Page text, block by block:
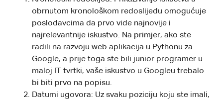
obrnutom kronološkom redoslijedu omogućuje
poslodavcima da prvo vide najnovije i
najrelevantnije iskustvo. Na primjer, ako ste
radili na razvoju web aplikacija u Pythonu za
Google, a prije toga ste bili junior programer u
maloj IT tvrtki, vaše iskustvo u Googleu trebalo
bi biti prvo na popisu.
Datumi ugovora: Uz svaku poziciju koju ste imali,